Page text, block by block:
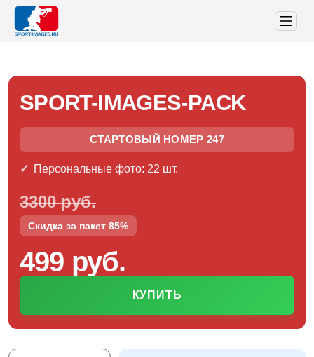
SPORT-IMAGES-PACK
СТАРТОВЫЙ НОМЕР 247
Персональные фото: 22 шт.
3300 руб.
Скидка за пакет 85%
499 руб.
КУПИТЬ